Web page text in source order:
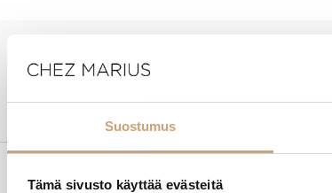
Suostumus
Tämä sivusto käyttää evästeitä